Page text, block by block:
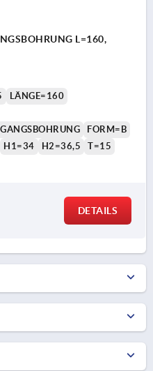
L=160,
LÄNGE=160
FORM=B
H1=34 H2=36,5 T=15
DETAILS